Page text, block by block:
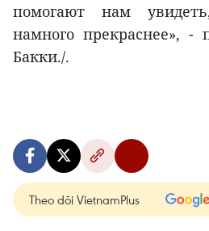
помогают нам
намного прекраснее», -
Бакки./.
Theo dõi VietnamPlus